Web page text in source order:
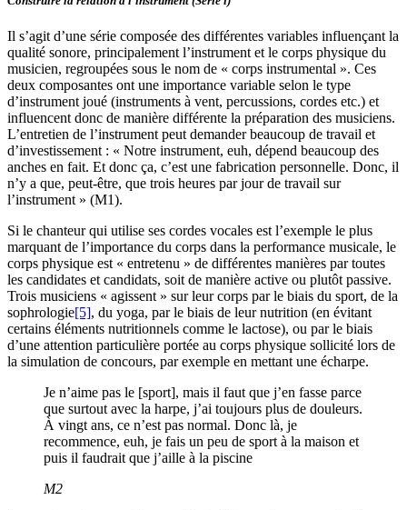
Il s’agit d’une série composée des différentes variables influençant la
qualité sonore, principalement l’instrument et le corps physique du
musicien, regroupées sous le nom de « corps instrumental ». Ces
deux composantes ont une importance variable selon le type
d’instrument joué (instruments à vent, percussions, cordes etc.) et
influencent donc de manière différente la préparation des musiciens.
L’entretien de l’instrument peut demander beaucoup de travail et
d’investissement : « Notre instrument, euh, dépend beaucoup des
anches en fait. Et donc ça, c’est une fabrication personnelle. Donc, il
n’y a que, peut-être, que trois heures par jour de travail sur
l’instrument » (M1).
Si le chanteur qui utilise ses cordes vocales est l’exemple le plus
marquant de l’importance du corps dans la performance musicale, le
corps physique est « entretenu » de différentes manières par toutes
les candidates et candidats, soit de manière active ou plutôt passive.
Trois musiciens « agissent » sur leur corps par le biais du sport, de la
sophrologie[5], du yoga, par le biais de leur nutrition (en évitant
certains éléments nutritionnels comme le lactose), ou par le biais
d’une attention particulière portée au corps physique sollicité lors de
la simulation de concours, par exemple en mettant une écharpe.
Je n’aime pas le [sport], mais il faut que j’en fasse parce
que surtout avec la harpe, j’ai toujours plus de douleurs.
À vingt ans, ce n’est pas normal. Donc là, je
recommence, euh, je fais un peu de sport à la maison et
puis il faudrait que j’aille à la piscine
M2